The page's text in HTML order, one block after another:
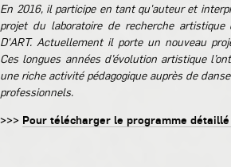
En 2016, il participe en tant qu'auteur et
projet du laboratoire de recherche artistique
D'ART. Actuellement il porte un nouveau
Ces longues années d’évolution artistique
une riche activité pédagogique auprès de
professionnels.
>>> Pour télécharger le programme